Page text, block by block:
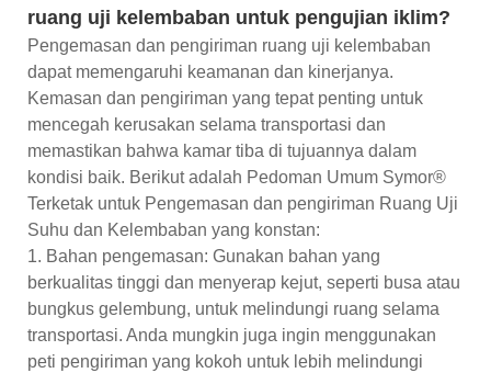
ruang uji kelembaban untuk pengujian iklim?
Pengemasan dan pengiriman ruang uji kelembaban
dapat memengaruhi keamanan dan kinerjanya.
Kemasan dan pengiriman yang tepat penting untuk
mencegah kerusakan selama transportasi dan
memastikan bahwa kamar tiba di tujuannya dalam
kondisi baik. Berikut adalah Pedoman Umum Symor®
Terketak untuk Pengemasan dan pengiriman Ruang Uji
Suhu dan Kelembaban yang konstan:
1. Bahan pengemasan: Gunakan bahan yang
berkualitas tinggi dan menyerap kejut, seperti busa atau
bungkus gelembung, untuk melindungi ruang selama
transportasi. Anda mungkin juga ingin menggunakan
peti pengiriman yang kokoh untuk lebih melindungi